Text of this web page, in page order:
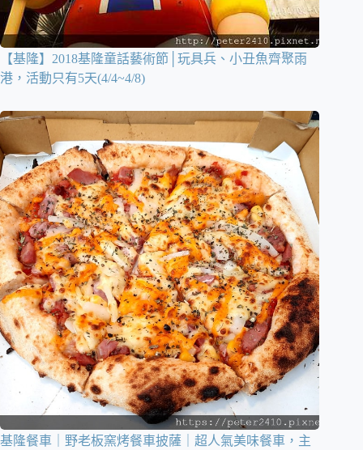
【基隆】2018基隆童話藝術節│玩具兵、小丑魚齊聚雨
港，活動只有5天(4/4~4/8)
基隆餐車｜野老板窯烤餐車披薩｜超人氣美味餐車，主